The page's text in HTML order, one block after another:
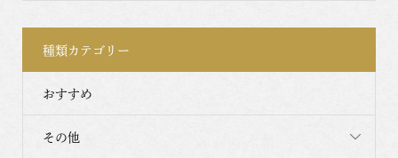
種類カテゴリー
おすすめ
その他